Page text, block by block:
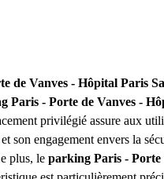
de Vanves - Hôpital Paris
Paris - Porte de Vanves -
privilégié assure aux
son engagement envers la
plus, le parking Paris - Porte